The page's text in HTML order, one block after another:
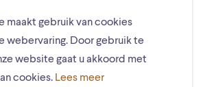
maakt gebruik van cookies
webervaring. Door gebruik te
website gaat u akkoord met
cookies. Lees meer